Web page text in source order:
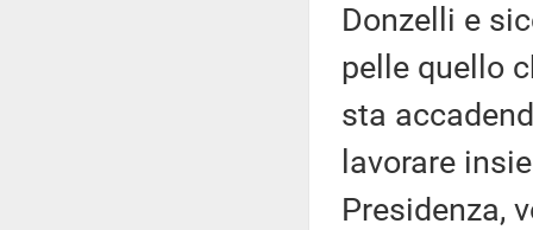
Donzelli e
pelle quello
sta
lavorare
Presidenza,